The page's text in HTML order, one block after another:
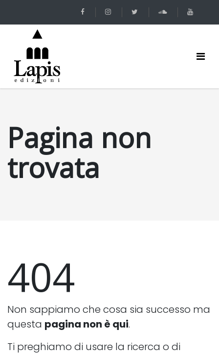
Pagina non
trovata
404
Non sappiamo che cosa sia successo ma
questa pagina non è qui.
Ti preghiamo di usare la ricerca o di